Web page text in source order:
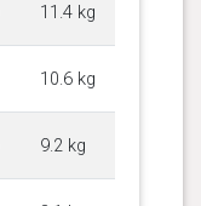
11.4 kg
10.6 kg
9.2 kg